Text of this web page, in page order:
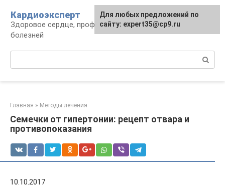
контенту
Кардиоэксперт
Здоровое сердце, профилактика и лечение
болезней
Главная » Методы лечения
Семечки от гипертонии: рецепт отвара и
противопоказания
10.10.2017
Для любых предложений по
сайту: expert35@cp9.ru